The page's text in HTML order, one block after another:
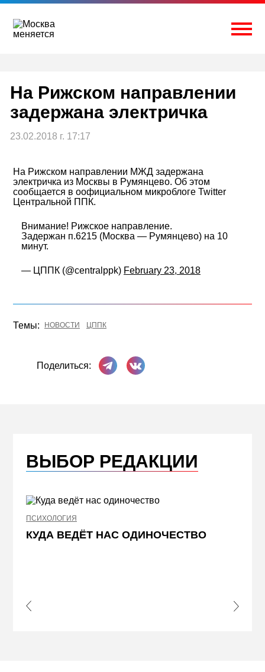
Перейти
содержимому
На Рижском направлении
задержана электричка
23.02.2018 г. 17:17
На Рижском направлении МЖД задержана
электричка из Москвы в Румянцево. Об этом
сообщается в оофициальном микроблоге Twitter
Центральной ППК.
Внимание! Рижское направление.
Задержан п.6215 (Москва — Румянцево) на 10
минут.
— ЦППК (@centralppk) February 23, 2018
Темы: НОВОСТИ ЦППК
Поделиться:
Поделиться в Телеграме
Поделиться ВКонтакте
ВЫБОР РЕДАКЦИИ
ПСИХОЛОГИЯ
КУДА ВЕДЁТ НАС ОДИНОЧЕСТВО
Slide
Next